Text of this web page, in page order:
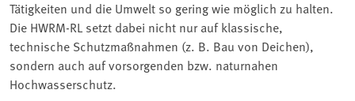
Tätigkeiten und die Umwelt so gering wie möglich zu halten.
Die HWRM-RL setzt dabei nicht nur auf klassische,
technische Schutzmaßnahmen (z. B. Bau von Deichen),
sondern auch auf vorsorgenden bzw. naturnahen
Hochwasserschutz.